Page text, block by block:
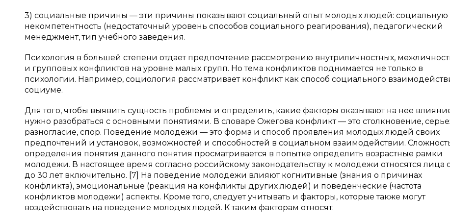
3) социальные причины — эти причины показывают социальный опыт молодых людей: социальную
некомпетентность (недостаточный уровень способов социального реагирования), педагогический
менеджмент, тип учебного заведения.
Психология в большей степени отдает предпочтение рассмотрению внутриличностных,
и групповых конфликтов на уровне малых групп. Но тема конфликтов поднимается не только в
психологии. Например, социология рассматривает конфликт как способ социального
социуме.
Для того, чтобы выявить сущность проблемы и определить, какие факторы оказывают на нее
нужно разобраться с основными понятиями. В словаре Ожегова конфликт — это столкновение,
разногласие, спор. Поведение молодежи — это форма и способ проявления молодых людей своих
предпочтений и установок, возможностей и способностей в социальном взаимодействии.
определения понятия данного понятия просматривается в попытке определить возрастные рамки
молодежи. В настоящее время согласно российскому законодательству к молодежи относятся лица
до 30 лет включительно. [7] На поведение молодежи влияют когнитивные (знания о причинах
конфликта), эмоциональные (реакция на конфликты других людей) и поведенческие (частота
конфликтов молодежи) аспекты. Кроме того, следует учитывать и факторы, которые также могут
воздействовать на поведение молодых людей. К таким факторам относят: